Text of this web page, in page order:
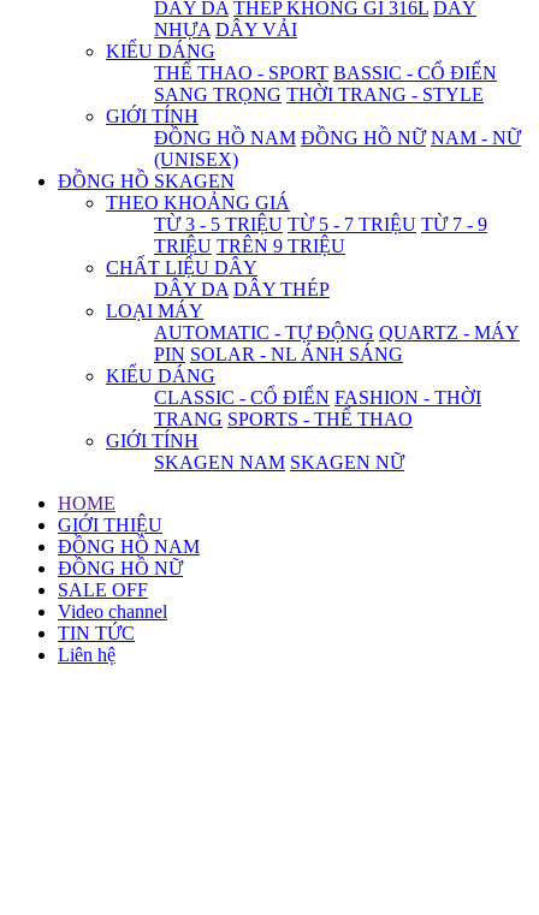
DÂY DA THÉP KHÔNG GỈ 316L DÂY
NHỰA DÂY VẢI
KIỂU DÁNG
THỂ THAO - SPORT BASSIC - CỔ ĐIỂN
SANG TRỌNG THỜI TRANG - STYLE
GIỚI TÍNH
ĐỒNG HỒ NAM ĐỒNG HỒ NỮ NAM - NỮ
(UNISEX)
ĐỒNG HỒ SKAGEN
THEO KHOẢNG GIÁ
TỪ 3 - 5 TRIỆU TỪ 5 - 7 TRIỆU TỪ 7 - 9
TRIỆU TRÊN 9 TRIỆU
CHẤT LIỆU DÂY
DÂY DA DÂY THÉP
LOẠI MÁY
AUTOMATIC - TỰ ĐỘNG QUARTZ - MÁY
PIN SOLAR - NL ÁNH SÁNG
KIỂU DÁNG
CLASSIC - CỔ ĐIỂN FASHION - THỜI
TRANG SPORTS - THỂ THAO
GIỚI TÍNH
SKAGEN NAM SKAGEN NỮ
HOME
GIỚI THIỆU
ĐỒNG HỒ NAM
ĐỒNG HỒ NỮ
SALE OFF
Video channel
TIN TỨC
Liên hệ